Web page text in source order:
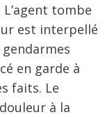
tombe
est interpellé
en garde à
faits. Le
à la